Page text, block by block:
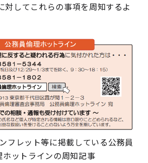
対してこれらの事項を周知するよ
フレット等に掲載している公務員
ホットラインの周知記事